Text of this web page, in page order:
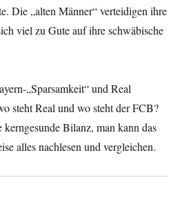
Die „alten Männer“ verteidigen ihre
viel zu Gute auf ihre schwäbische
„Sparsamkeit“ und Real
steht Real und wo steht der FCB?
kerngesunde Bilanz, man kann das
alles nachlesen und vergleichen.